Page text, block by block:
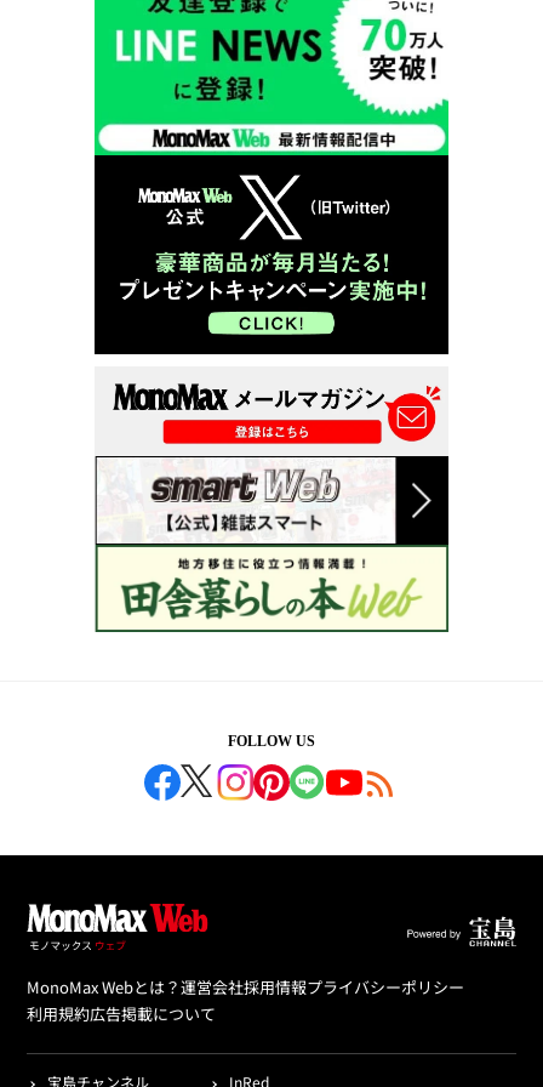
FOLLOW US
MonoMax Webとは？運営会社採用情報プライバシーポリシー
利用規約広告掲載について
宝島チャンネル InRed